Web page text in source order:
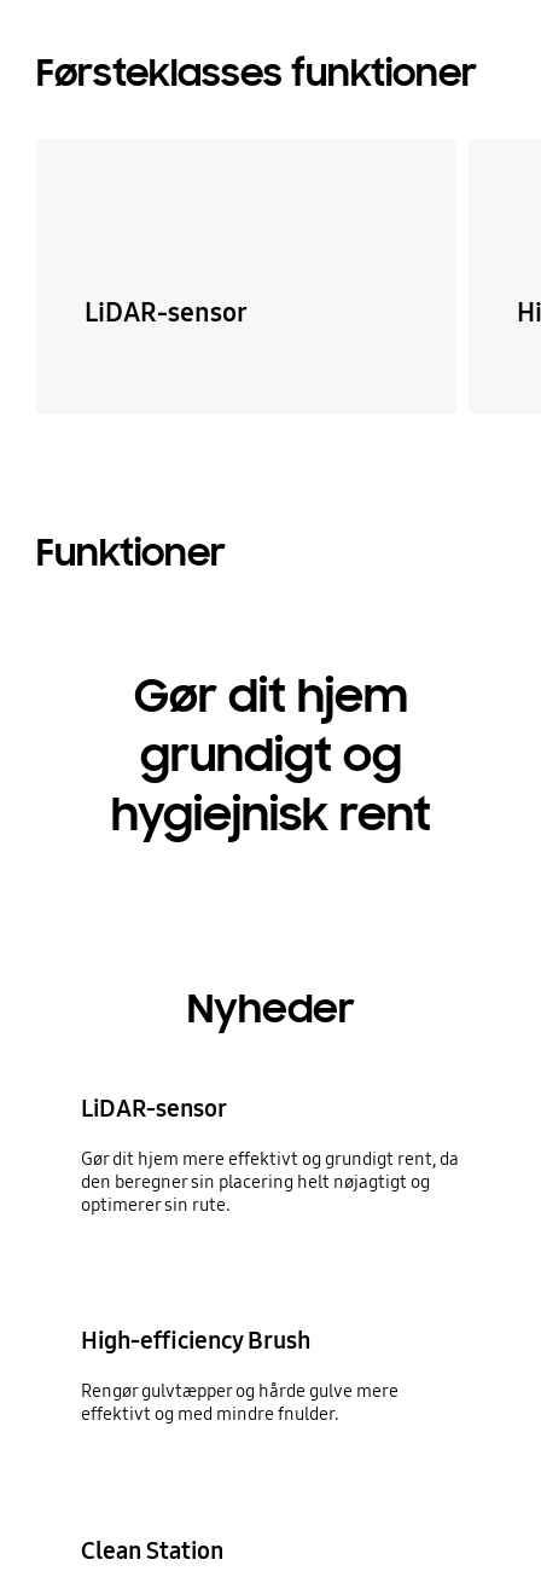
Førsteklasses funktioner
LiDAR-sensor
Funktioner
Gør dit hjem
grundigt og
hygiejnisk rent
Nyheder
LiDAR-sensor
Gør dit hjem mere effektivt og grundigt rent, da
den beregner sin placering helt nøjagtigt og
optimerer sin rute.
High-efficiency Brush
Rengør gulvtæpper og hårde gulve mere
effektivt og med mindre fnulder.
Clean Station